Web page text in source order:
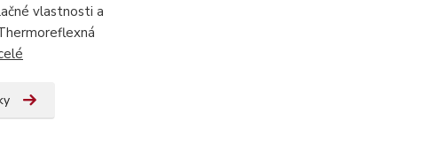
vlastnosti a